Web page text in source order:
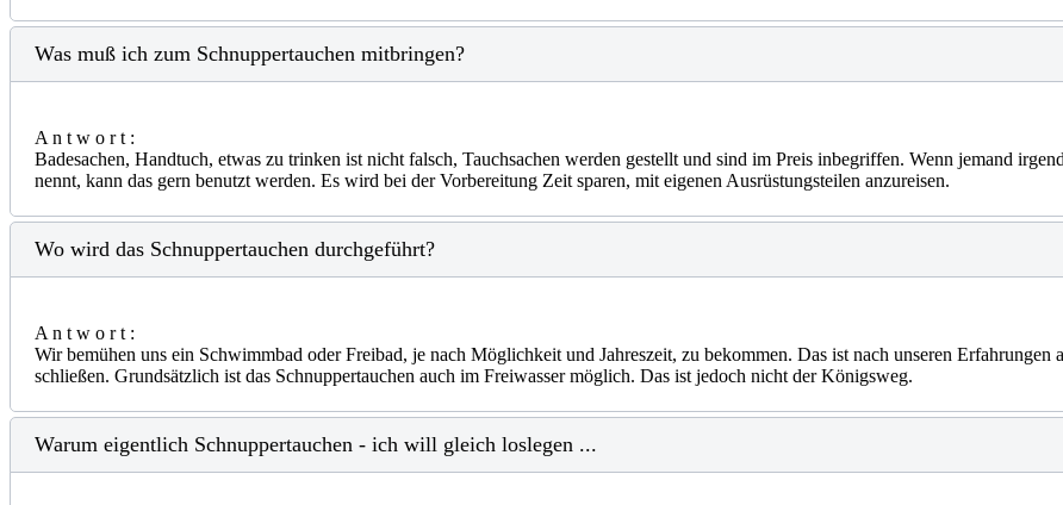
Was muß ich zum Schnuppertauchen mitbringen?
A n t w o r t :
Badesachen, Handtuch, etwas zu trinken ist nicht falsch, Tauchsachen werden gestellt und sind im Preis inbegriffen. Wenn jemand
nennt, kann das gern benutzt werden. Es wird bei der Vorbereitung Zeit sparen, mit eigenen Ausrüstungsteilen anzureisen.
Wo wird das Schnuppertauchen durchgeführt?
A n t w o r t :
Wir bemühen uns ein Schwimmbad oder Freibad, je nach Möglichkeit und Jahreszeit, zu bekommen. Das ist nach unseren
schließen. Grundsätzlich ist das Schnuppertauchen auch im Freiwasser möglich. Das ist jedoch nicht der Königsweg.
Warum eigentlich Schnuppertauchen - ich will gleich loslegen ...